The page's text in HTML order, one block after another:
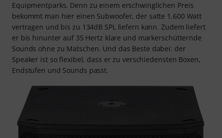
Equipmentparks. Denn zu einem erschwinglichen Preis
bekommt man hier einen Subwoofer, der satte 1.600 Watt
vertragen und bis zu 134dB SPL liefern kann. Zudem liefert
er bis hinunter auf 35 Hertz klare und markerschütternde
Sounds ohne zu Matschen. Und das Beste dabei: der
Speaker ist so flexibel, dass er zu verschiedensten Boxen,
Endstufen und Sounds passt.